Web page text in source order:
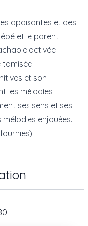
apaisantes et des
et le parent.
activée
tamisée
et son
les mélodies
ses sens et ses
enjouées.